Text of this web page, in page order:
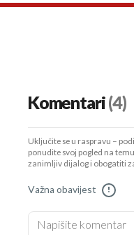
Komentari(4)
Uključite se u raspravu –
ponudite svoj pogled na
zanimljiv dijalog i obogatiti
Važna obavijest !